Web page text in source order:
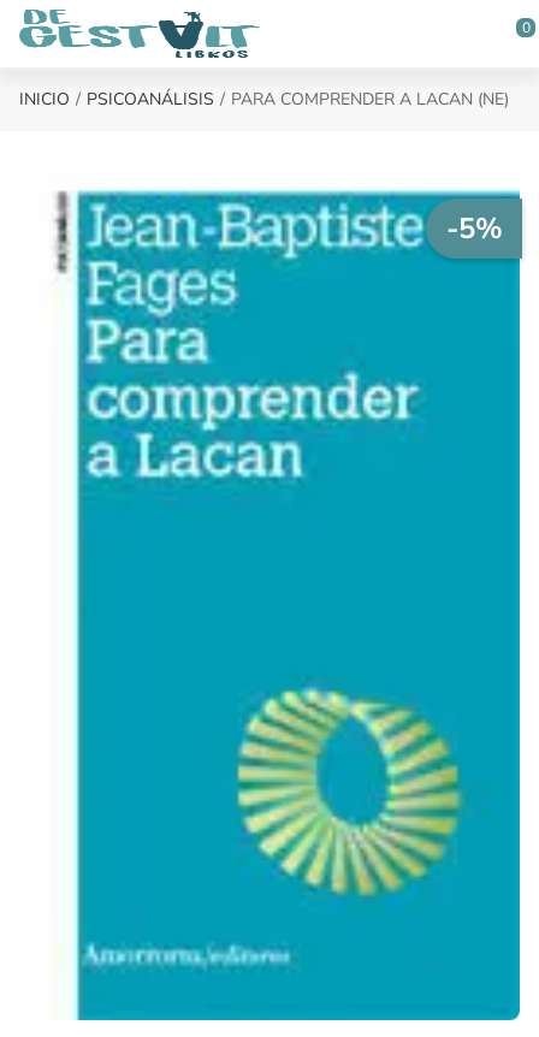
Saltar al contenido principal
0
INICIO PSICOANÁLISIS PARA COMPRENDER A LACAN (NE)
-5%